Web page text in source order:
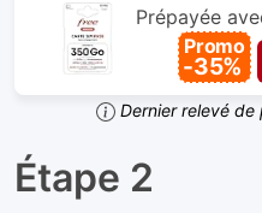
Prépayée
Promo
-35%
Dernier relevé de
Étape 2